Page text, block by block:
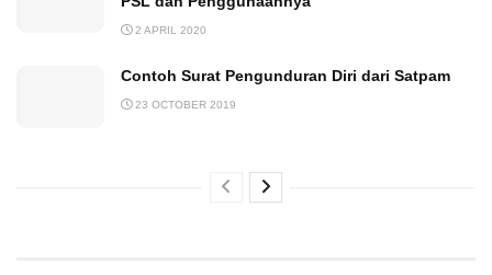
2 APRIL 2020
Contoh Surat Pengunduran Diri dari Satpam
23 OCTOBER 2019